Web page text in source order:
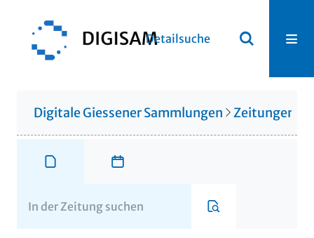
Detailsuche
Digitale Giessener Sammlungen Zeitungen